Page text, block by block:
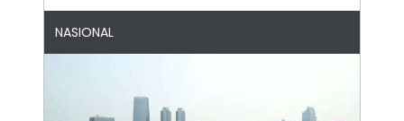
NASIONAL